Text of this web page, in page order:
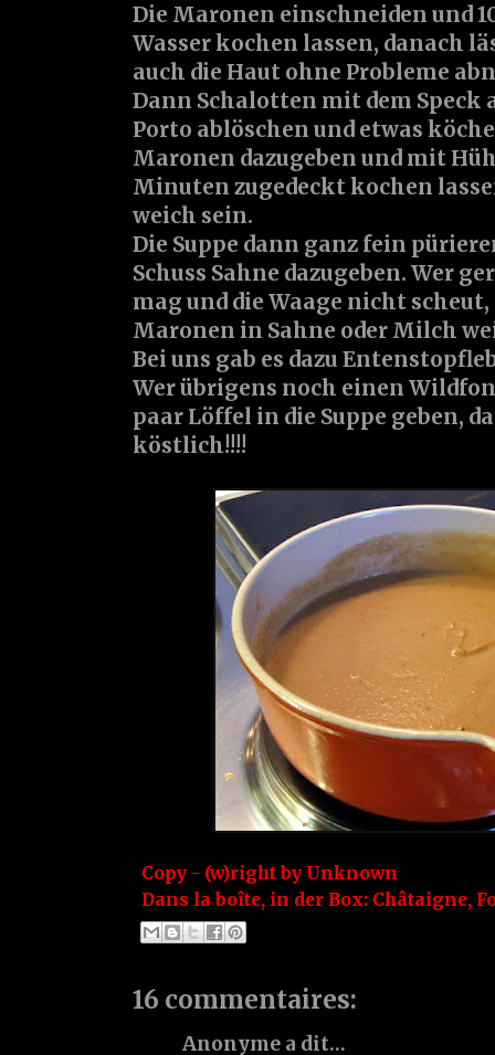
Die Maronen einschneiden und
Wasser kochen lassen, danach
auch die Haut ohne Probleme
Dann Schalotten mit dem Speck
Porto ablöschen und etwas
Maronen dazugeben und mit
Minuten zugedeckt kochen
weich sein.
Die Suppe dann ganz fein
Schuss Sahne dazugeben. Wer
mag und die Waage nicht
Maronen in Sahne oder Milch
Bei uns gab es dazu
Wer übrigens noch einen
paar Löffel in die Suppe geben,
köstlich!!!!
Copy - (w)right by Unknown
Dans la boîte, in der Box: Châtaigne,
16 commentaires:
Anonyme a dit…